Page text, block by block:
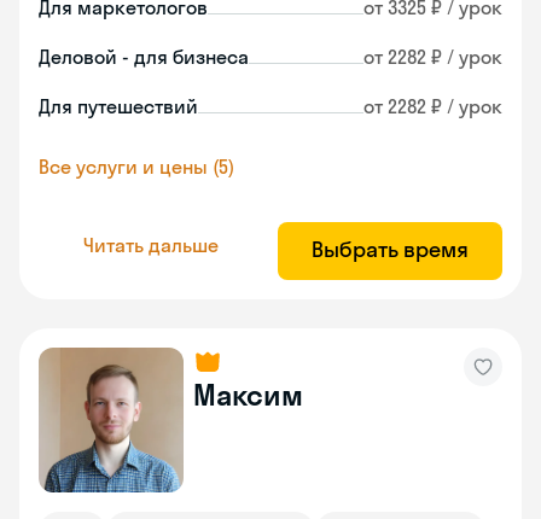
Для маркетологов от 3325 ₽ / урок
Деловой - для бизнеса от 2282 ₽ / урок
Для путешествий от 2282 ₽ / урок
Все услуги и цены (5)
Читать дальше Выбрать время
Максим